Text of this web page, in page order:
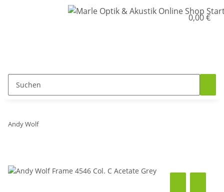
0,00 €
Andy Wolf